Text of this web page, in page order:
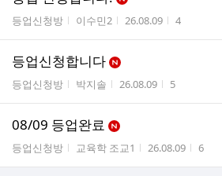
게시판명
등업신청방 작성자
이수민2 작성시간
26.08.09 조회수
4
등업신청합니다
게시판명
등업신청방 작성자
박지솔 작성시간
26.08.09 조회수
5
08/09 등업완료
게시판명
등업신청방 작성자
교육학 조교1 작성시간
26.08.09 조회수
6